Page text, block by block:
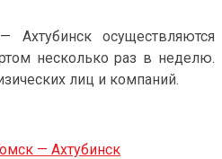
Ахтубинск осуществляются
несколько раз в неделю.
лиц и компаний.
— Ахтубинск